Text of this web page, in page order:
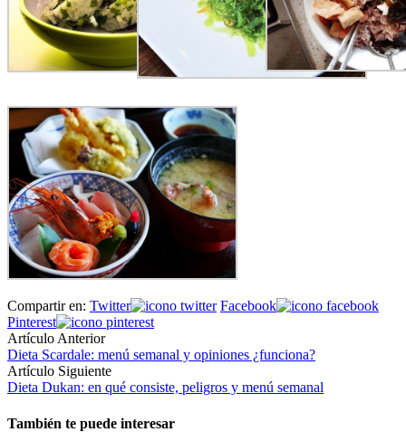
Compartir en: Twitter
Facebook
Pinterest
Artículo Anterior
Dieta Scardale: menú semanal y opiniones ¿funciona?
Artículo Siguiente
Dieta Dukan: en qué consiste, peligros y menú semanal
También te puede interesar